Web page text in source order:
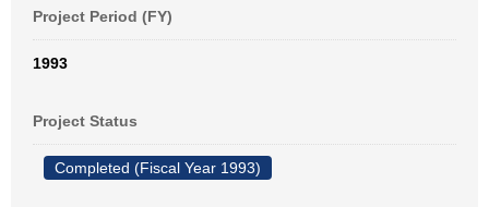
Project Period (FY)
1993
Project Status
Completed (Fiscal Year 1993)